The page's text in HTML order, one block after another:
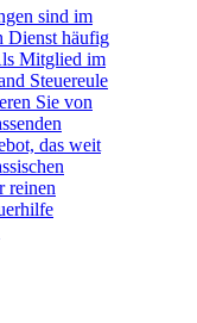
sind im
Dienst häufig
Mitglied im
Steuereule
Sie von
das weit
reinen